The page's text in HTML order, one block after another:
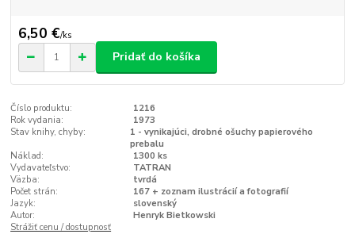
6,50 €/ks
Pridať do košíka
Číslo produktu:
1216
Rok vydania:
1973
Stav knihy, chyby:
1 - vynikajúci, drobné ošuchy papierového
prebalu
Náklad:
1300 ks
Vydavateľstvo:
TATRAN
Väzba:
tvrdá
Počet strán:
167 + zoznam ilustrácií a fotografií
Jazyk:
slovenský
Autor:
Henryk Bietkowski
Strážiť cenu / dostupnosť